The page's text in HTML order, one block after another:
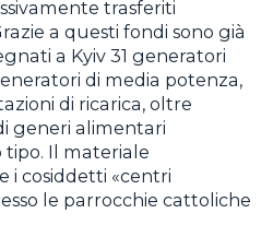
trasferiti
a questi fondi sono già
a Kyiv 31 generatori
di media potenza,
di ricarica, oltre
generi alimentari
Il materiale
i cosiddetti «centri
le parrocchie cattoliche